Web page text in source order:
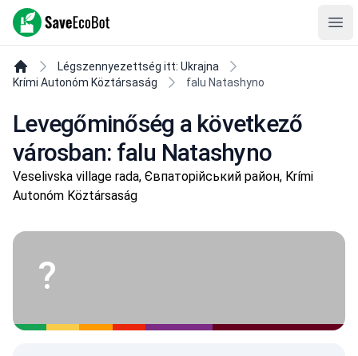
SaveEcoBot
Légszennyezettség itt: Ukrajna
Krími Autonóm Köztársaság
falu Natashyno
Levegőminőség a következő
városban: falu Natashyno
Veselivska village rada, Євпаторійський район, Krími
Autonóm Köztársaság
?